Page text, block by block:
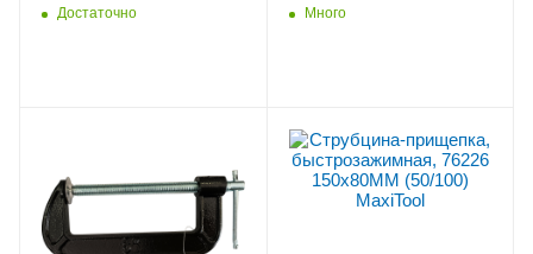
MaxiTool
Достаточно Много